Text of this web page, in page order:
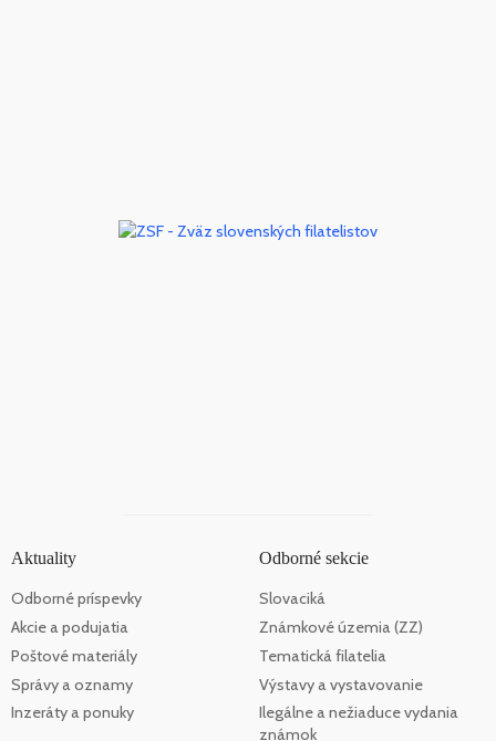
Aktuality
Odborné príspevky
Akcie a podujatia
Poštové materiály
Správy a oznamy
Inzeráty a ponuky
Odborné sekcie
Slovaciká
Známkové územia (ZZ)
Tematická filatelia
Výstavy a vystavovanie
Ilegálne a nežiaduce vydania
známok